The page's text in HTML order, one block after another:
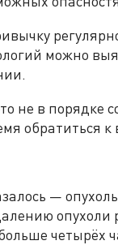
можно
не в
обратиться к
—
опухоли
четырёх